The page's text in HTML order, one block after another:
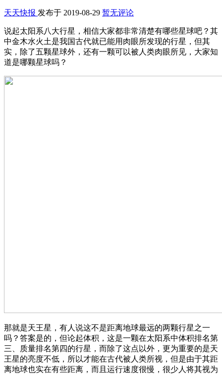
天天快报 发布于 2019-08-29 暂无评论
说起太阳系八大行星，相信大家都非常清楚有哪些星球吧？其
中金木水火土是我国古代就已能用肉眼所发现的行星，但其
实，除了五颗星球外，还有一颗可以被人类肉眼所见，大家知
道是哪颗星球吗？
那就是天王星，有人说这不是距离地球最远的两颗行星之一
吗？答案是的，但论起体积，这是一颗在太阳系中体积排名第
三、质量排名第四的行星，而除了这点以外，更为重要的是天
王星的亮度不低，所以才能在古代被人类所视，但是由于其距
离地球也实在有些距离，而且运行速度很慢，很少人将其视为